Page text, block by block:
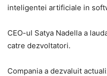
inteligentei artificiale in
CEO-ul Satya Nadella a
catre dezvoltatori.
Compania a dezvaluit